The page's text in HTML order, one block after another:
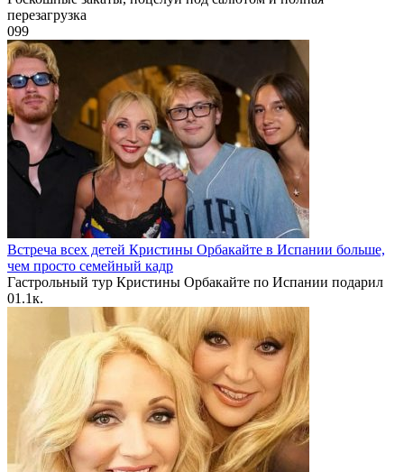
перезагрузка
099
Встреча всех детей Кристины Орбакайте в Испании больше,
чем просто семейный кадр
Гастрольный тур Кристины Орбакайте по Испании подарил
01.1к.